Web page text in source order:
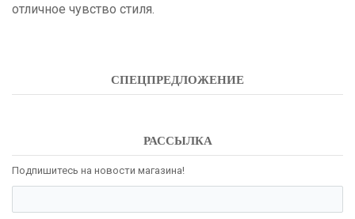
отличное чувство стиля.
СПЕЦПРЕДЛОЖЕНИЕ
РАССЫЛКА
Подпишитесь на новости магазина!